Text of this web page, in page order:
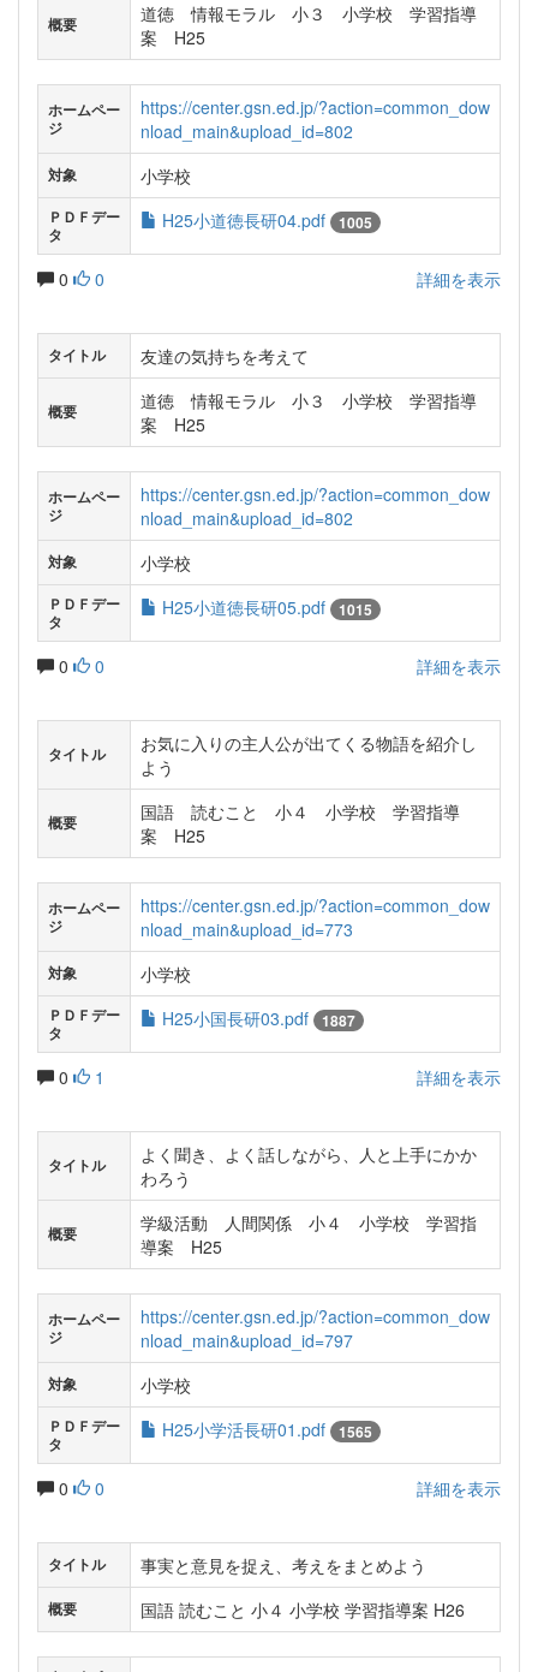
概要
道徳 情報モラル 小３ 小学校 学習指導
案 H25
ホームペー
ジ
https://center.gsn.ed.jp/?action=common_dow
nload_main&upload_id=802
対象 小学校
ＰＤＦデー
タ
H25小道徳長研04.pdf 1005
0 0 詳細を表示
タイトル 友達の気持ちを考えて
概要
道徳 情報モラル 小３ 小学校 学習指導
案 H25
ホームペー
ジ
https://center.gsn.ed.jp/?action=common_dow
nload_main&upload_id=802
対象 小学校
ＰＤＦデー
タ
H25小道徳長研05.pdf 1015
0 0 詳細を表示
タイトル
お気に入りの主人公が出てくる物語を紹介し
よう
概要
国語 読むこと 小４ 小学校 学習指導
案 H25
ホームペー
ジ
https://center.gsn.ed.jp/?action=common_dow
nload_main&upload_id=773
対象 小学校
ＰＤＦデー
タ
H25小国長研03.pdf 1887
0 1 詳細を表示
タイトル
よく聞き、よく話しながら、人と上手にかか
わろう
概要
学級活動 人間関係 小４ 小学校 学習指
導案 H25
ホームペー
ジ
https://center.gsn.ed.jp/?action=common_dow
nload_main&upload_id=797
対象 小学校
ＰＤＦデー
タ
H25小学活長研01.pdf 1565
0 0 詳細を表示
タイトル 事実と意見を捉え、考えをまとめよう
概要 国語 読むこと 小４ 小学校 学習指導案 H26